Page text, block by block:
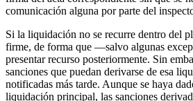
comunicación alguna por parte del
Si la liquidación no se recurre dentro del
firme, de forma que —salvo algunas
presentar recurso posteriormente. Sin
sanciones que puedan derivarse de esa
notificadas más tarde. Aunque se haya
liquidación principal, las sanciones